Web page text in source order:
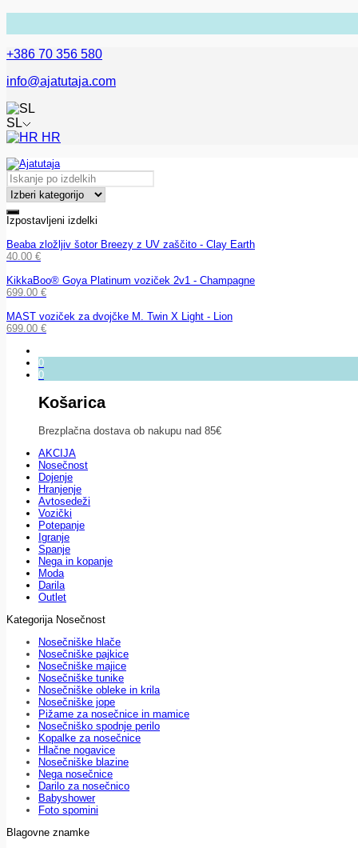
+386 70 356 580
info@ajatutaja.com
SL
HR
Izpostavljeni izdelki
Beaba zložljiv šotor Breezy z UV zaščito - Clay Earth
40.00 €
KikkaBoo® Goya Platinum voziček 2v1 - Champagne
699.00 €
MAST voziček za dvojčke M. Twin X Light - Lion
699.00 €
0
0
Košarica
Brezplačna dostava ob nakupu nad 85€
AKCIJA
Nosečnost
Dojenje
Hranjenje
Avtosedeži
Vozički
Potepanje
Igranje
Spanje
Nega in kopanje
Moda
Darila
Outlet
Kategorija Nosečnost
Nosečniške hlače
Nosečniške pajkice
Nosečniške majice
Nosečniške tunike
Nosečniške obleke in krila
Nosečniške jope
Pižame za nosečnice in mamice
Nosečniško spodnje perilo
Kopalke za nosečnice
Hlačne nogavice
Nosečniške blazine
Nega nosečnice
Darilo za nosečnico
Babyshower
Foto spomini
Blagovne znamke